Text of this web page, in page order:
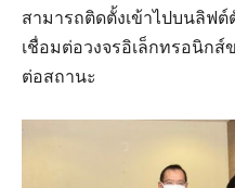
สามารถติดตั้งเข้าไปบนลิฟ
เชื่อมต่อวงจรอิเล็กทรอนิก
ต่อสถานะ